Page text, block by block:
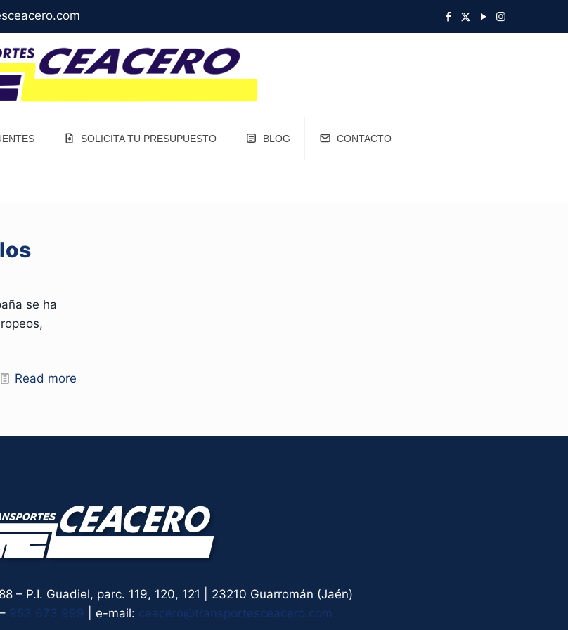
SOLICITA TU PRESUPUESTO BLOG CONTACTO
se ha
Read more
– P.I. Guadiel, parc. 119, 120, 121 | 23210 Guarromán (Jaén)
– 953 673 999 | e-mail: ceacero@transportesceacero.com